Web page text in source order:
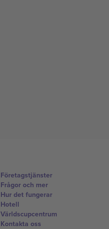
Företagstjänster
Frågor och mer
Hur det fungerar
Hotell
Världscupcentrum
Kontakta oss